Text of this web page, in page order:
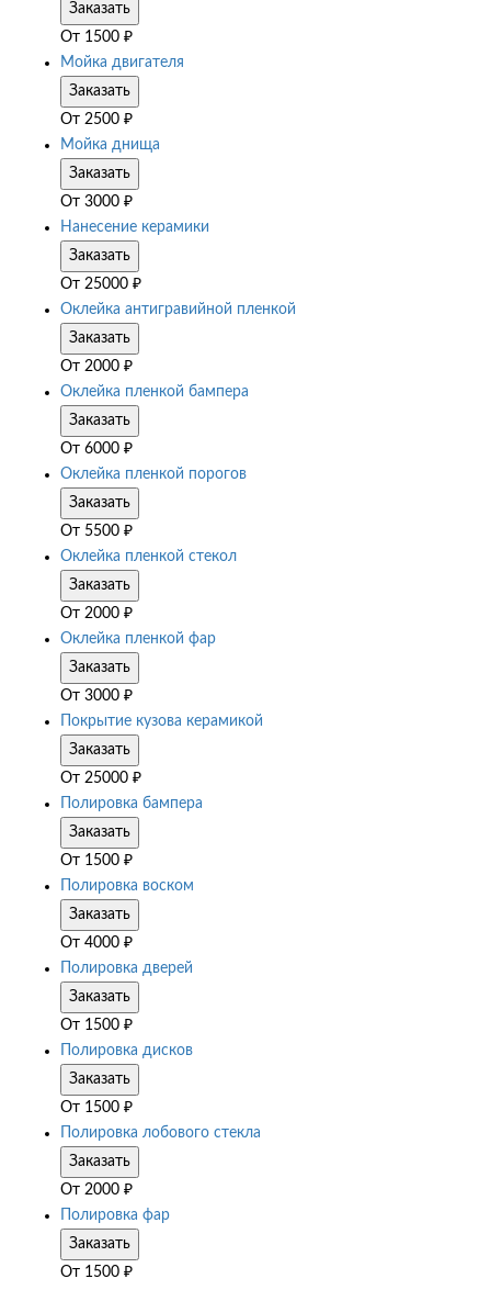
Заказать
От 1500 ₽
Мойка двигателя
Заказать
От 2500 ₽
Мойка днища
Заказать
От 3000 ₽
Нанесение керамики
Заказать
От 25000 ₽
Оклейка антигравийной пленкой
Заказать
От 2000 ₽
Оклейка пленкой бампера
Заказать
От 6000 ₽
Оклейка пленкой порогов
Заказать
От 5500 ₽
Оклейка пленкой стекол
Заказать
От 2000 ₽
Оклейка пленкой фар
Заказать
От 3000 ₽
Покрытие кузова керамикой
Заказать
От 25000 ₽
Полировка бампера
Заказать
От 1500 ₽
Полировка воском
Заказать
От 4000 ₽
Полировка дверей
Заказать
От 1500 ₽
Полировка дисков
Заказать
От 1500 ₽
Полировка лобового стекла
Заказать
От 2000 ₽
Полировка фар
Заказать
От 1500 ₽